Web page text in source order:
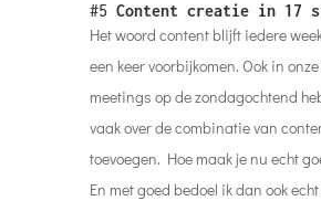
#5 Content creatie in 17
Het woord content blijft iedere
een keer voorbijkomen. Ook in
meetings op de zondagochtend
vaak over de combinatie van
toevoegen. Hoe maak je nu echt
En met goed bedoel ik dan ook